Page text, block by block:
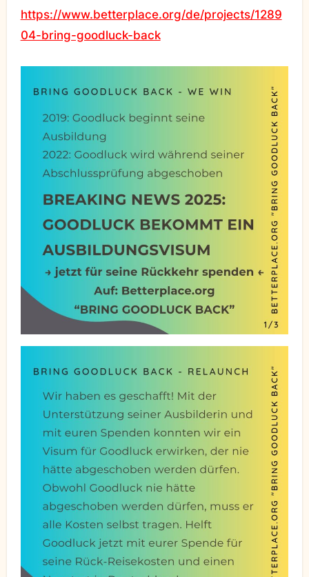
https://www.betterplace.org/de/projects/1289
04-bring-goodluck-back